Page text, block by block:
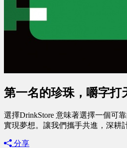
第一名的珍珠，嚼字打
選擇DrinkStore 意味著選擇一個可
實現夢想。讓我們攜手共進，深耕
分享